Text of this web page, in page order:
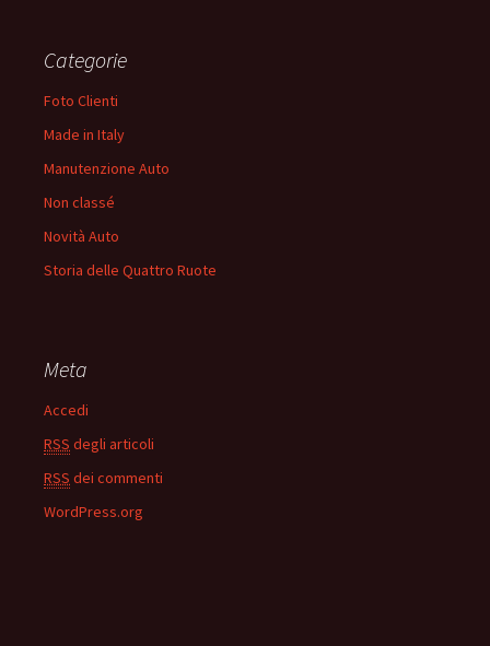
Categorie
Foto Clienti
Made in Italy
Manutenzione Auto
Non classé
Novità Auto
Storia delle Quattro Ruote
Meta
Accedi
RSS degli articoli
RSS dei commenti
WordPress.org